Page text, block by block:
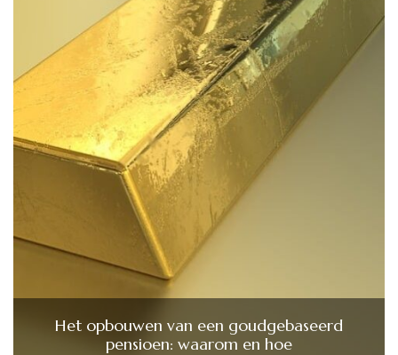
Het opbouwen van een goudgebaseerd
pensioen: waarom en hoe